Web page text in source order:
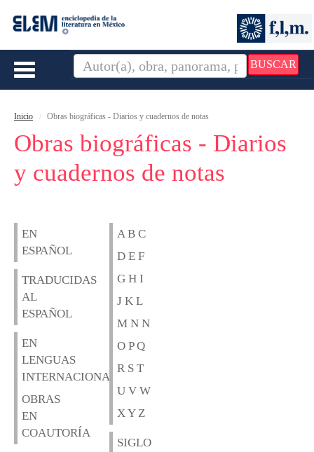
BUSCAR
Toggle
Inicio Obras biográficas - Diarios y cuadernos de notas
Obras biográficas - Diarios
y cuadernos de notas
EN
ESPAÑOL
TRADUCIDAS
AL
ESPAÑOL
EN
LENGUAS
INTERNACIONALES
OBRAS
EN
COAUTORÍA
A B C
D E F
G H I
J K L
M N N
O P Q
R S T
U V W
X Y Z
SIGLO